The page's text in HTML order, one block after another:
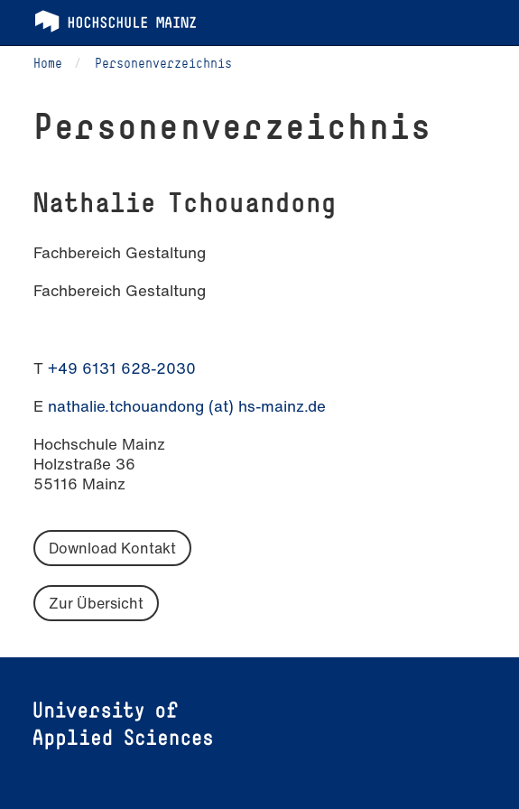
Home Personenverzeichnis
Per­so­nen­ver­zeich­nis
Nathalie Tchouandong
Fachbereich Gestaltung
Fachbereich Gestaltung
T +49 6131 628-2030
E nathalie.tchouandong (at) hs-mainz.de
Hochschule Mainz
Holzstraße 36
55116 Mainz
Download Kontakt
Zur Übersicht